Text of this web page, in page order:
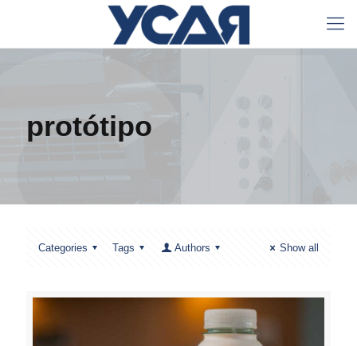
protótipo
Categories Tags Authors Show all